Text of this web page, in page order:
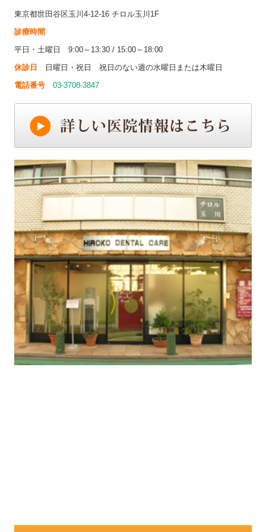
東京都世田谷区玉川4-12-16 チロル玉川1F
診療時間
平日・土曜日 9:00～13:30 / 15:00～18:00
休診日
日曜日・祝日 祝日のない週の水曜日または木曜日
電話番号
03-3708-3847